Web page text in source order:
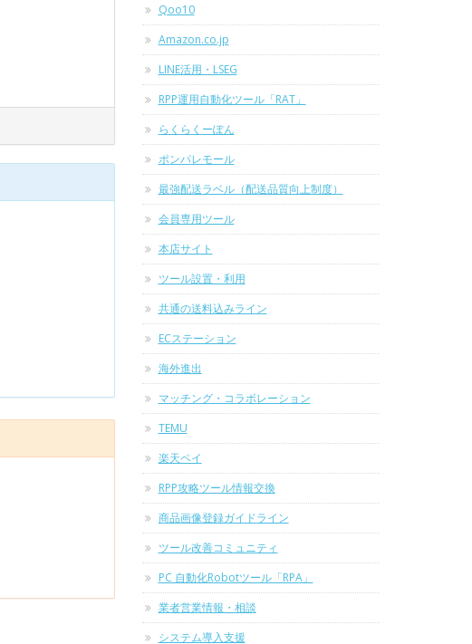
Qoo10
Amazon.co.jp
LINE活用・LSEG
RPP運用自動化ツール「RAT」
らくらくーぽん
ポンパレモール
最強配送ラベル（配送品質向上制度）
会員専用ツール
本店サイト
ツール設置・利用
共通の送料込みライン
ECステーション
海外進出
マッチング・コラボレーション
TEMU
楽天ペイ
RPP攻略ツール情報交換
商品画像登録ガイドライン
ツール改善コミュニティ
PC 自動化Robotツール「RPA」
業者営業情報・相談
システム導入支援